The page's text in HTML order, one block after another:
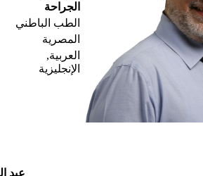
الجراحة
الطب الباطني
المصرية
العربية,
الإنجليزية
عبد